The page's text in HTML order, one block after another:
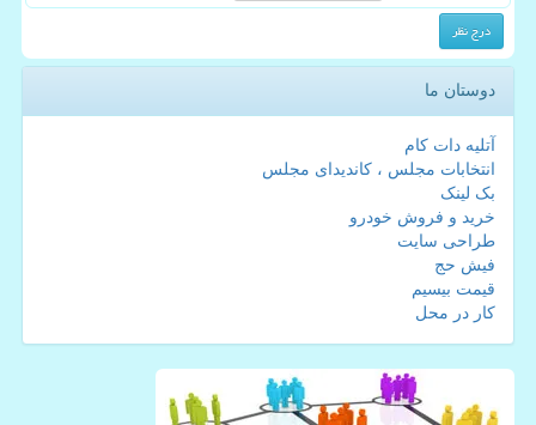
دوستان ما
آتلیه دات کام
انتخابات مجلس ، کاندیدای مجلس
بک لینک
خرید و فروش خودرو
طراحی سایت
فیش حج
قیمت بیسیم
کار در محل